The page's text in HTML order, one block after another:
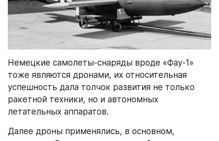
Немецкие самолеты-снаряды вроде «Фау-1»
тоже являются дронами, их относительная
успешность дала толчок развития не только
ракетной техники, но и автономных
летательных аппаратов.
Далее дроны применялись, в основном,